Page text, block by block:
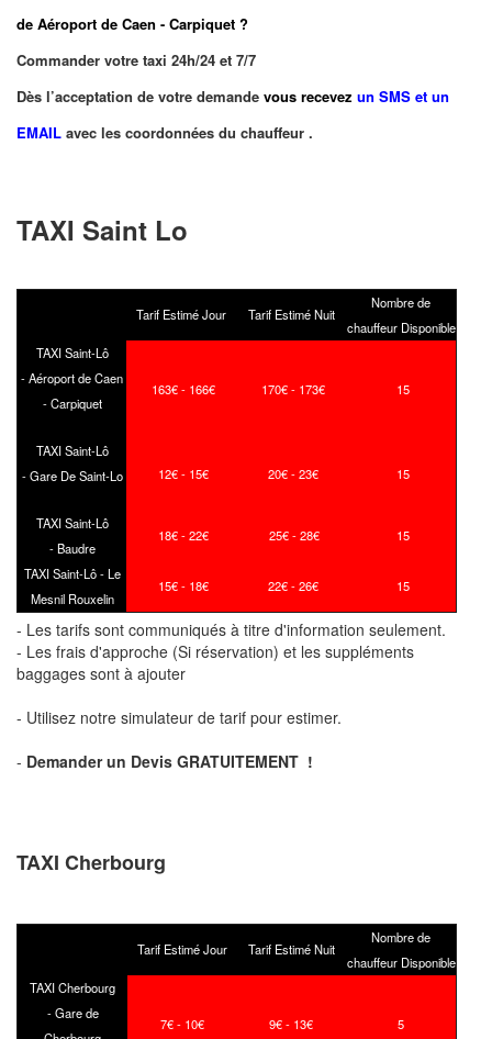
de Aéroport de Caen - Carpiquet ?
Commander votre taxi 24h/24 et 7/7
Dès l’acceptation de votre demande vous recevez un SMS et un
EMAIL avec les coordonnées du chauffeur .
TAXI Saint Lo
Tarif Estimé Jour Tarif Estimé Nuit
Nombre de
chauffeur Disponible
TAXI Saint-Lô
-Aéroport de Caen
- Carpiquet
163€ - 166€ 170€ - 173€ 15
TAXI Saint-Lô
-Gare De Saint-Lo 12€ - 15€ 20€ - 23€ 15
TAXI Saint-Lô
-Baudre
18€ - 22€ 25€ - 28€ 15
TAXI Saint-Lô -Le
Mesnil Rouxelin
15€ - 18€ 22€ - 26€ 15
- Les tarifs sont communiqués à titre d'information seulement.
- Les frais d'approche (Si réservation) et les suppléments
baggages sont à ajouter
- Utilisez notre simulateur de tarif pour estimer.
- Demander un Devis GRATUITEMENT !
TAXI Cherbourg
Tarif Estimé Jour Tarif Estimé Nuit
Nombre de
chauffeur Disponible
TAXI Cherbourg
- Gare de
7€ - 10€ 9€ - 13€ 5